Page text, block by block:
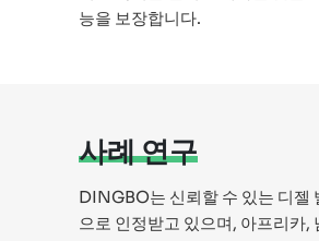
능을 보장합니다.
사례 연구
DINGBO는 신뢰할 수 있는 디젤
으로 인정받고 있으며, 아프리카,